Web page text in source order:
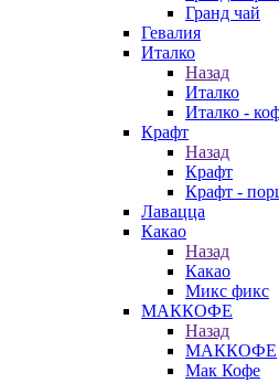
Гранд чай
Гевалия
Италко
Назад
Италко
Италко -
Крафт
Назад
Крафт
Крафт -
Лавацца
Какао
Назад
Какао
Микс фикс
МАККОФЕ
Назад
МАККОФЕ
Мак Кофе